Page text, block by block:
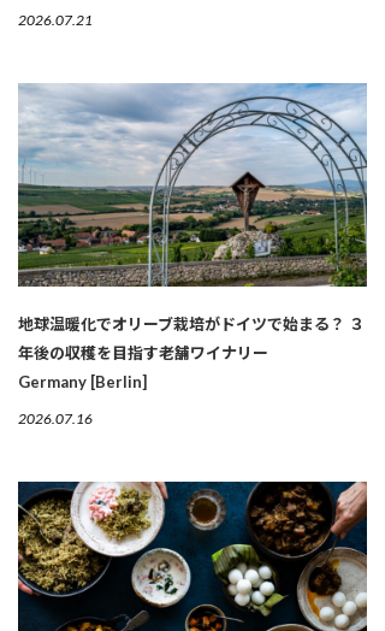
2026.07.21
地球温暖化でオリーブ栽培がドイツで始まる？ ３
年後の収穫を目指す老舗ワイナリー
Germany [Berlin]
2026.07.16